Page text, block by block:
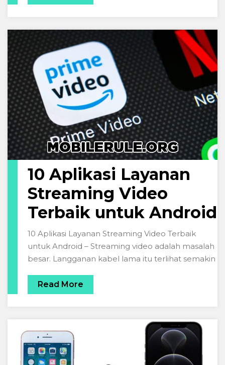
10 Aplikasi Layanan
Streaming Video
Terbaik untuk Android
10 Aplikasi Layanan Streaming Video Terbaik
untuk Android – Streaming video adalah masalah
besar. Langganan kabel lama itu terlihat semakin
Read More